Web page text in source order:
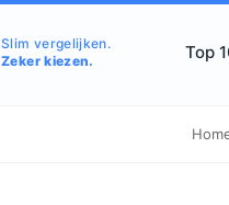
Slim vergelijken.
Zeker kiezen.
Top